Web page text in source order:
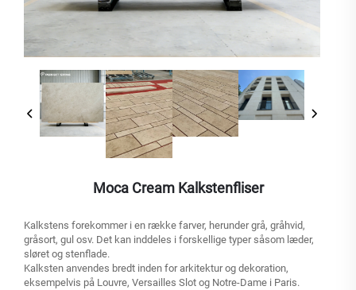
Moca Cream Kalkstenfliser
Kalkstens forekommer i en række farver, herunder grå, gråhvid,
gråsort, gul osv. Det kan inddeles i forskellige typer såsom læder,
sløret og stenflade.
Kalksten anvendes bredt inden for arkitektur og dekoration,
eksempelvis på Louvre, Versailles Slot og Notre-Dame i Paris.